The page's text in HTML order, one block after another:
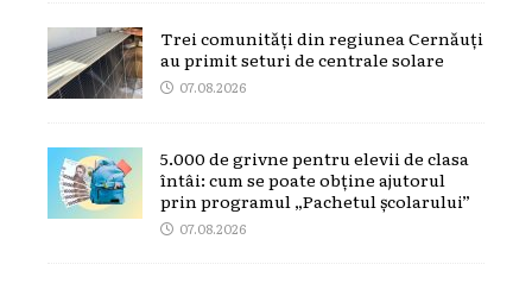
Trei comunități din regiunea Cernăuți
au primit seturi de centrale solare
07.08.2026
5.000 de grivne pentru elevii de clasa
întâi: cum se poate obține ajutorul
prin programul „Pachetul școlarului”
07.08.2026